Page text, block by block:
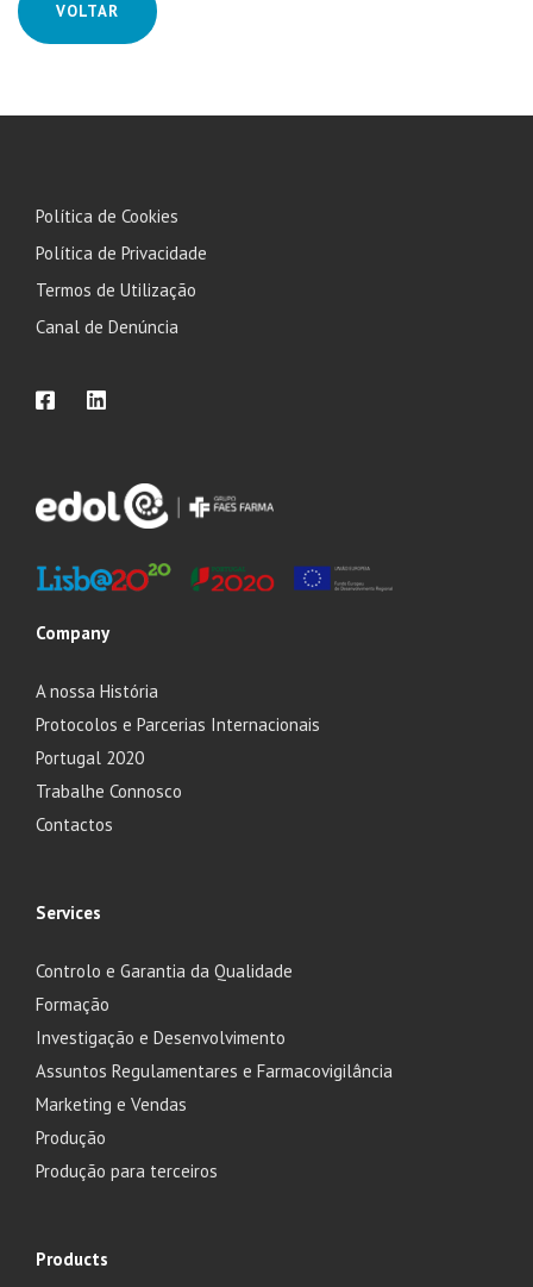
VOLTAR
Política de Cookies
Política de Privacidade
Termos de Utilização
Canal de Denúncia
Company
A nossa História
Protocolos e Parcerias Internacionais
Portugal 2020
Trabalhe Connosco
Contactos
Services
Controlo e Garantia da Qualidade
Formação
Investigação e Desenvolvimento
Assuntos Regulamentares e Farmacovigilância
Marketing e Vendas
Produção
Produção para terceiros
Products